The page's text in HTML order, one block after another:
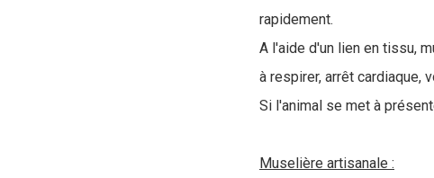
rapidement.
A l'aide d'un lien en tissu,
à respirer, arrêt cardiaque,
Si l'animal se met à
Muselière artisanale :